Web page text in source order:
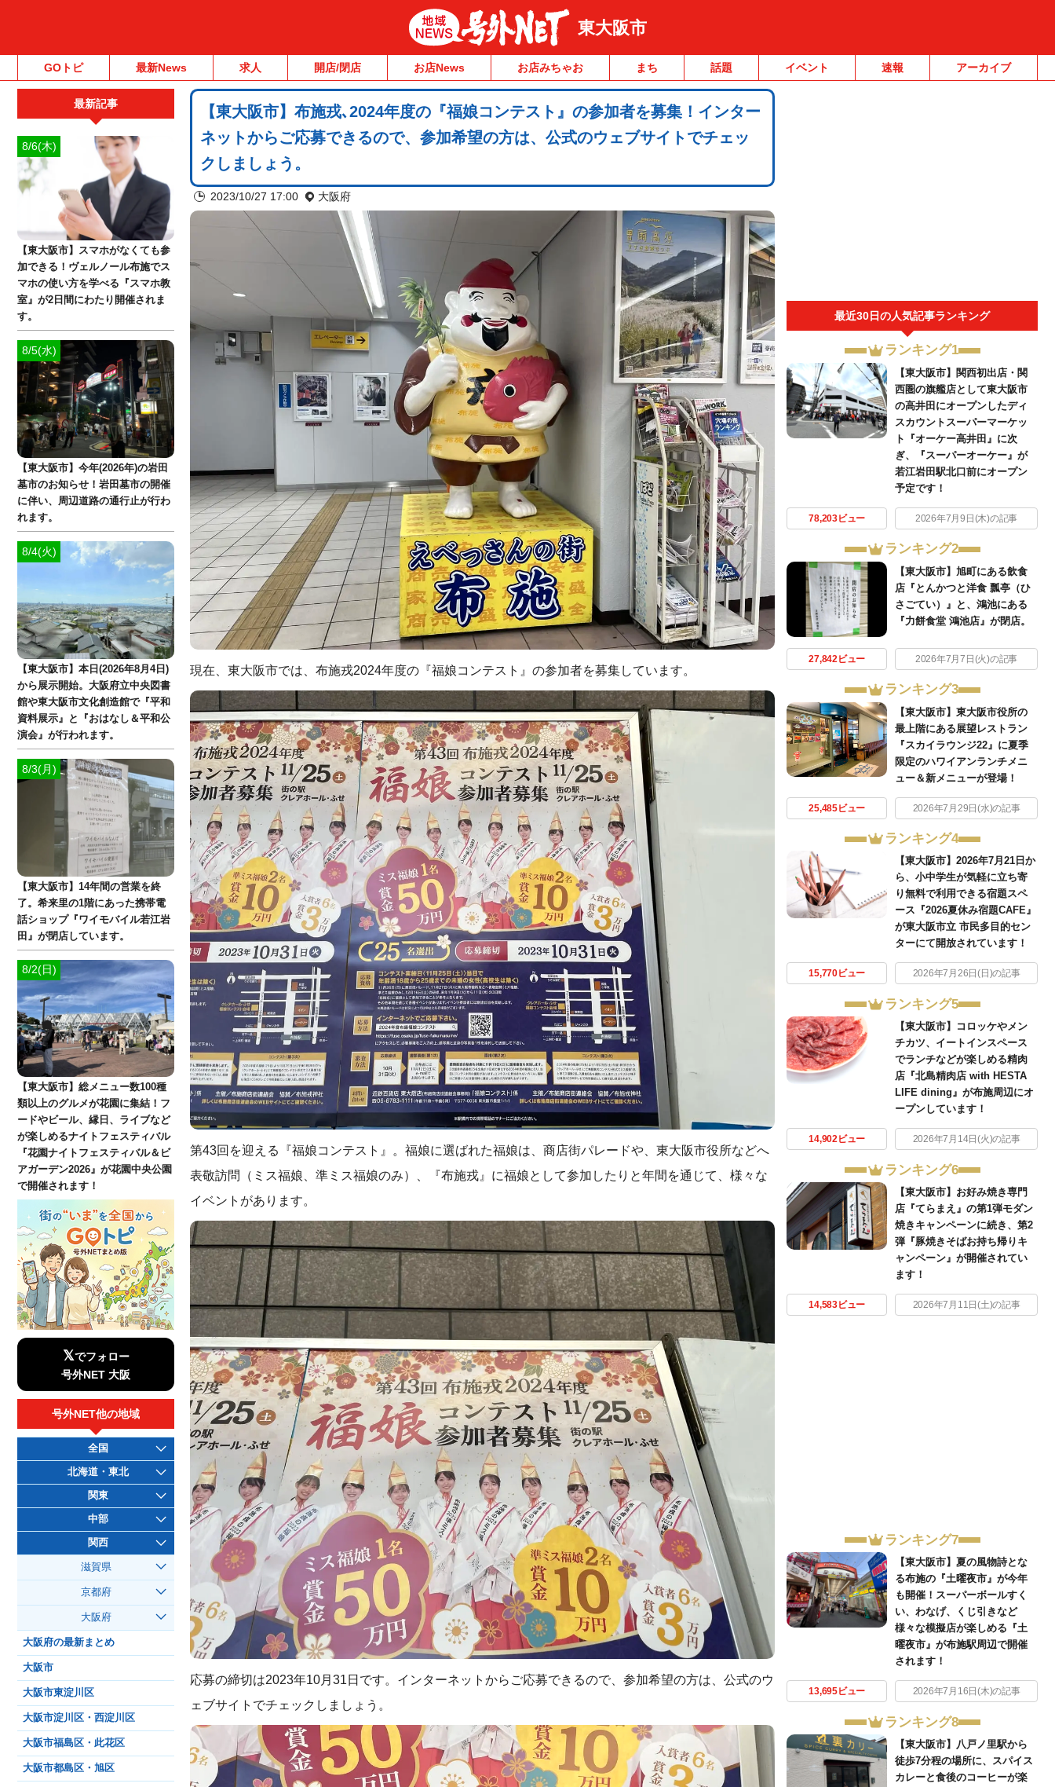
東大阪市
GOトピ 最新News 求人 開店/閉店 お店News お店みちゃお まち 話題 イベント 速報 アーカイブ
【東大阪市】布施戎､2024年度の『福娘コンテスト』の参加者を募集！インター
ネットからご応募できるので、参加希望の方は、公式のウェブサイトでチェッ
クしましょう。
2023/10/27 17:00 大阪府
現在、東大阪市では、布施戎2024年度の『福娘コンテスト』の参加者を募集しています。
第43回を迎える『福娘コンテスト』。福娘に選ばれた福娘は、商店街パレードや、東大阪市役所などへ
表敬訪問（ミス福娘、準ミス福娘のみ）、『布施戎』に福娘として参加したりと年間を通じて、様々な
イベントがあります。
応募の締切は2023年10月31日です。インターネットからご応募できるので、参加希望の方は、公式のウ
ェブサイトでチェックしましょう。
最近30日の人気記事ランキング
ランキング1
【東大阪市】関西初出店・関
西圏の旗艦店として東大阪市
の高井田にオープンしたディ
スカウントスーパーマーケッ
ト『オーケー高井田』に次
ぎ、『スーパーオーケー』が
若江岩田駅北口前にオープン
予定です！
78,203ビュー 2026年7月9日(木)の記事
ランキング2
【東大阪市】旭町にある飲食
店『とんかつと洋食 瓢亭（ひ
さごてい）』と、鴻池にある
『力餅食堂 鴻池店』が閉店。
27,842ビュー 2026年7月7日(火)の記事
ランキング3
【東大阪市】東大阪市役所の
最上階にある展望レストラン
『スカイラウンジ22』に夏季
限定のハワイアンランチメニ
ュー＆新メニューが登場！
25,485ビュー 2026年7月29日(水)の記事
ランキング4
【東大阪市】2026年7月21日か
ら、小中学生が気軽に立ち寄
り無料で利用できる宿題スペ
ース『2026夏休み宿題CAFE』
が東大阪市立 市民多目的セン
ターにて開放されています！
15,770ビュー 2026年7月26日(日)の記事
ランキング5
【東大阪市】コロッケやメン
チカツ、イートインスペース
でランチなどが楽しめる精肉
店『北島精肉店 with HESTA
LIFE dining』が布施周辺にオ
ープンしています！
14,902ビュー 2026年7月14日(火)の記事
ランキング6
【東大阪市】お好み焼き専門
店『てらまえ』の第1弾モダン
焼きキャンペーンに続き、第2
弾『豚焼きそばお持ち帰りキ
ャンペーン』が開催されてい
ます！
14,583ビュー 2026年7月11日(土)の記事
ランキング7
【東大阪市】夏の風物詩とな
る布施の『土曜夜市』が今年
も開催！スーパーボールすく
い、わなげ、くじ引きなど
様々な模擬店が楽しめる『土
曜夜市』が布施駅周辺で開催
されます！
13,695ビュー 2026年7月16日(木)の記事
ランキング8
【東大阪市】八戸ノ里駅から
徒歩7分程の場所に、スパイス
カレーと食後のコーヒーが楽
最新記事
8/6(木)
【東大阪市】スマホがなくても参
加できる！ヴェルノール布施でス
マホの使い方を学べる『スマホ教
室』が2日間にわたり開催されま
す。
8/5(水)
【東大阪市】今年(2026年)の岩田
墓市のお知らせ！岩田墓市の開催
に伴い、周辺道路の通行止が行わ
れます。
8/4(火)
【東大阪市】本日(2026年8月4日)
から展示開始。大阪府立中央図書
館や東大阪市文化創造館で『平和
資料展示』と『おはなし＆平和公
演会』が行われます。
8/3(月)
【東大阪市】14年間の営業を終
了。希来里の1階にあった携帯電
話ショップ『ワイモバイル若江岩
田』が閉店しています。
8/2(日)
【東大阪市】総メニュー数100種
類以上のグルメが花園に集結！フ
ードやビール、縁日、ライブなど
が楽しめるナイトフェスティバル
『花園ナイトフェスティバル＆ビ
アガーデン2026』が花園中央公園
で開催されます！
𝕏でフォロー
号外NET 大阪
号外NET他の地域
全国
北海道・東北
関東
中部
関西
滋賀県
京都府
大阪府
大阪府の最新まとめ
大阪市
大阪市東淀川区
大阪市淀川区・西淀川区
大阪市福島区・此花区
大阪市都島区・旭区